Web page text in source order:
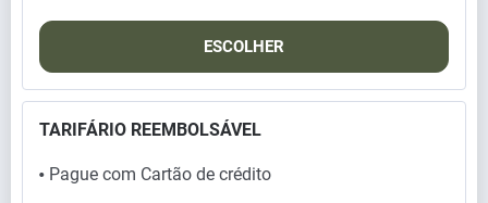
ESCOLHER
TARIFÁRIO REEMBOLSÁVEL
⬤ Pague com Cartão de crédito